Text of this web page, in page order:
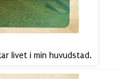
livet i min huvudstad.